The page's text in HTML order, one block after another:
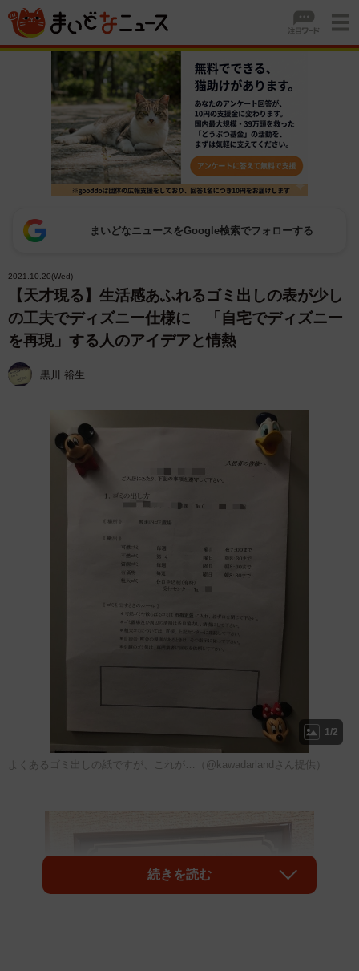
まいどなニュースをGoogle検索でフォローする
2021.10.20(Wed)
【天才現る】生活感あふれるゴミ出しの表が少し
の工夫でディズニー仕様に 「自宅でディズニー
を再現」する人のアイデアと情熱
黒川 裕生
1/2
よくあるゴミ出しの紙ですが、これが…（@kawadarlandさん提供）
続きを読む